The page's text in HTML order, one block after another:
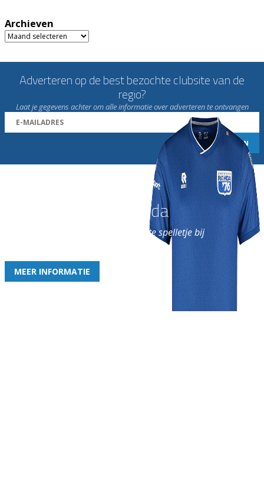
Archieven
Archieven
Adverteren op de best bezochte clubsite van de
regio?
Laat je gegevens achter om alle informatie over adverteren te ontvangen
Word nu lid van Rohda
en geniet iedere week van het leukste spelletje bij
MEER INFORMATIE